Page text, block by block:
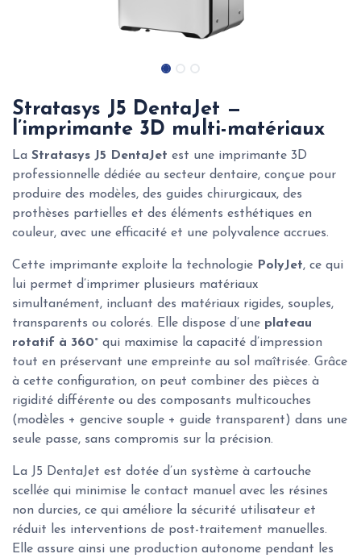
Stratasys J5 DentaJet —
l’imprimante 3D multi-matériaux
La Stratasys J5 DentaJet est une imprimante 3D
professionnelle dédiée au secteur dentaire, conçue pour
produire des modèles, des guides chirurgicaux, des
prothèses partielles et des éléments esthétiques en
couleur, avec une efficacité et une polyvalence accrues.
Cette imprimante exploite la technologie PolyJet, ce qui
lui permet d’imprimer plusieurs matériaux
simultanément, incluant des matériaux rigides, souples,
transparents ou colorés. Elle dispose d’une plateau
rotatif à 360° qui maximise la capacité d’impression
tout en préservant une empreinte au sol maîtrisée. Grâce
à cette configuration, on peut combiner des pièces à
rigidité différente ou des composants multicouches
(modèles + gencive souple + guide transparent) dans une
seule passe, sans compromis sur la précision.
La J5 DentaJet est dotée d’un système à cartouche
scellée qui minimise le contact manuel avec les résines
non durcies, ce qui améliore la sécurité utilisateur et
réduit les interventions de post-traitement manuelles.
Elle assure ainsi une production autonome pendant les